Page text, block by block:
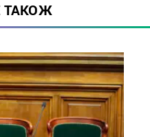
ТАКОЖ